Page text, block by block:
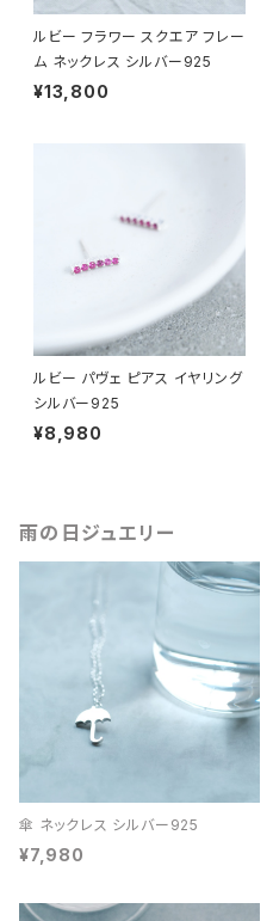
ルビー フラワー スクエア フレー
ム ネックレス シルバー925
¥13,800
ルビー パヴェ ピアス イヤリング
シルバー925
¥8,980
雨の日ジュエリー
傘 ネックレス シルバー925
¥7,980